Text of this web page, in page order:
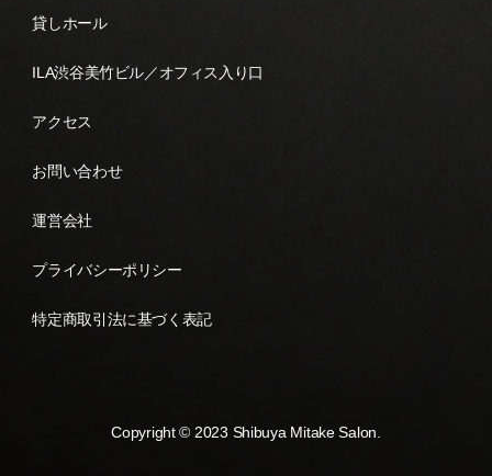
貸しホール
ILA渋谷美竹ビル／オフィス入り口
アクセス
お問い合わせ
運営会社
プライバシーポリシー
特定商取引法に基づく表記
Copyright © 2023 Shibuya Mitake Salon.